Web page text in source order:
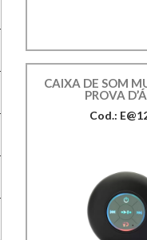
CAIXA DE SOM
PROVA
Cod.: